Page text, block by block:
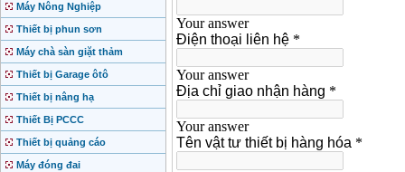
Máy Nông Nghiệp
Thiết bị phun sơn
Máy chà sàn giặt thảm
Thiết bị Garage ôtô
Thiết bị nâng hạ
Thiết Bị PCCC
Thiết bị quảng cáo
Máy đóng đai